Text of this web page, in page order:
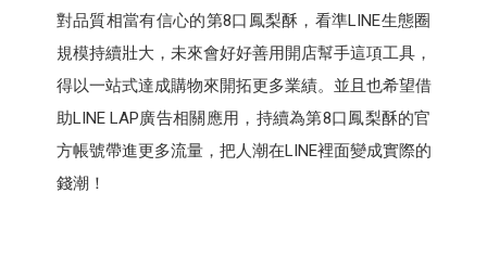
對品質相當有信心的第8口鳳梨酥，看準LINE生態圈
規模持續壯大，未來會好好善用開店幫手這項工具，
得以一站式達成購物來開拓更多業績。並且也希望借
助LINE LAP廣告相關應用，持續為第8口鳳梨酥的官
方帳號帶進更多流量，把人潮在LINE裡面變成實際的
錢潮！